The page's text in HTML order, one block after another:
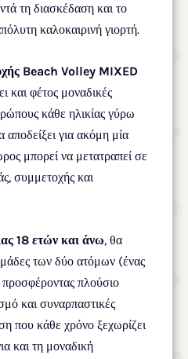
τη διασκέδαση και το
καλοκαιρινή γιορτή.
Beach Volley MIXED
και φέτος μοναδικές
κάθε ηλικίας γύρω
για ακόμη μία
μπορεί να μετατραπεί σε
συμμετοχής και
18 ετών και άνω, θα
των δύο ατόμων (ένας
προσφέροντας πλούσιο
και συναρπαστικές
που κάθε χρόνο ξεχωρίζει
και τη μοναδική